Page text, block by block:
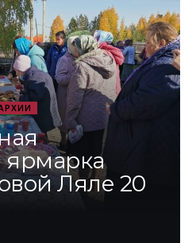
ярмарка
Ляле 20